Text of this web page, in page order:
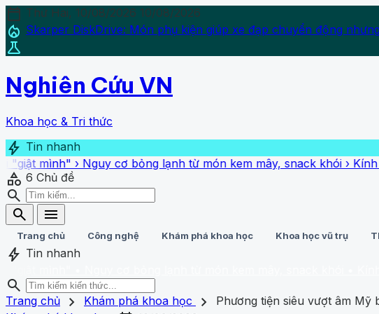
calendar_today Thứ Hai, 10/08/2026 10/08/2026
local_fire_department Skarper DiskDrive: Món phụ kiện giúp xe đạp chuyển động
science
Nghiên Cứu VN
Khoa học & Tri thức
bolt Tin nhanh
›Nguy cơ bỏng lạnh từ món kem mây, snack khói›Kính thiên văn
category 6 Chủ đề
search
search
menu
Trang chủ Công nghệ Khám phá khoa học Khoa học vũ trụ
bolt Tin nhanh
search
homeTrang chủ
search close
Trang chủ chevron_right Khám phá khoa học chevron_right
Phương tiện siêu vượt âm Mỹ